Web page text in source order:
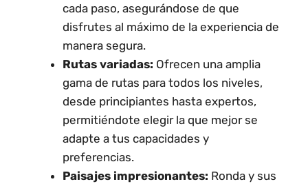
cada paso, asegurándose de que
disfrutes al máximo de la experiencia de
manera segura.
Rutas variadas: Ofrecen una amplia
gama de rutas para todos los niveles,
desde principiantes hasta expertos,
permitiéndote elegir la que mejor se
adapte a tus capacidades y
preferencias.
Paisajes impresionantes: Ronda y sus